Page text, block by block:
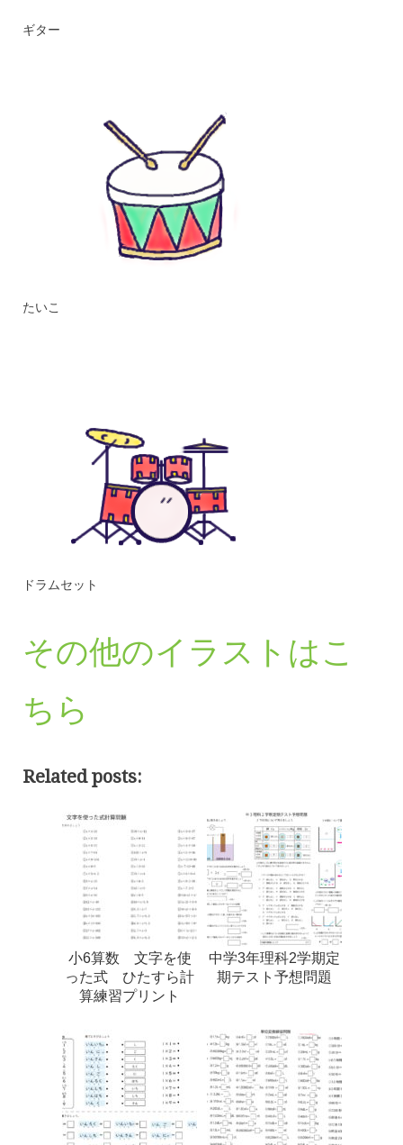
ギター
たいこ
ドラムセット
その他のイラストはこ
ちら
Related posts:
小6算数 文字を使
った式 ひたすら計
算練習プリント
中学3年理科2学期定
期テスト予想問題